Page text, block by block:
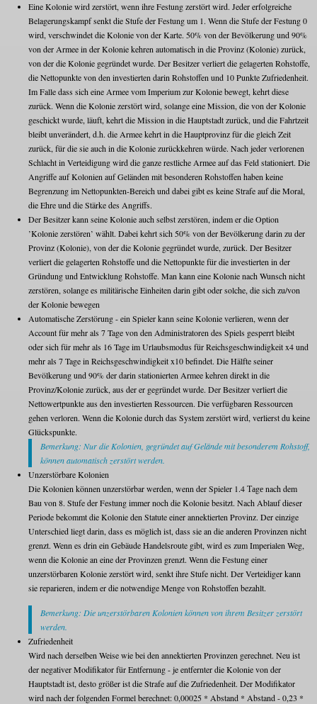
Eine Kolonie wird zerstört, wenn ihre Festung zerstört wird. Jeder erfolgreiche
Belagerungskampf senkt die Stufe der Festung um 1. Wenn die Stufe der Festung 0
wird, verschwindet die Kolonie von der Karte. 50% von der Bevölkerung und 90%
von der Armee in der Kolonie kehren automatisch in die Provinz (Kolonie) zurück,
von der die Kolonie gegründet wurde. Der Besitzer verliert die gelagerten Rohstoffe,
die Nettopunkte von den investierten darin Rohstoffen und 10 Punkte Zufriedenheit.
Im Falle dass sich eine Armee vom Imperium zur Kolonie bewegt, kehrt diese
zurück. Wenn die Kolonie zerstört wird, solange eine Mission, die von der Kolonie
geschickt wurde, läuft, kehrt die Mission in die Hauptstadt zurück, und die Fahrtzeit
bleibt unverändert, d.h. die Armee kehrt in die Hauptprovinz für die gleich Zeit
zurück, für die sie auch in die Kolonie zurückkehren würde. Nach jeder verlorenen
Schlacht in Verteidigung wird die ganze restliche Armee auf das Feld stationiert. Die
Angriffe auf Kolonien auf Geländen mit besonderen Rohstoffen haben keine
Begrenzung im Nettopunkten-Bereich und dabei gibt es keine Strafe auf die Moral,
die Ehre und die Stärke des Angriffs.
Der Besitzer kann seine Kolonie auch selbst zerstören, indem er die Option
’Kolonie zerstören’ wählt. Dabei kehrt sich 50% von der Bevölkerung darin zu der
Provinz (Kolonie), von der die Kolonie gegründet wurde, zurück. Der Besitzer
verliert die gelagerten Rohstoffe und die Nettopunkte für die investierten in der
Gründung und Entwicklung Rohstoffe. Man kann eine Kolonie nach Wunsch nicht
zerstören, solange es militärische Einheiten darin gibt oder solche, die sich zu/von
der Kolonie bewegen
Automatische Zerstörung - ein Spieler kann seine Kolonie verlieren, wenn der
Account für mehr als 7 Tage von den Administratoren des Spiels gesperrt bleibt
oder sich für mehr als 16 Tage im Urlaubsmodus für Reichsgeschwindigkeit x4 und
mehr als 7 Tage in Reichsgeschwindigkeit x10 befindet. Die Hälfte seiner
Bevölkerung und 90% der darin stationierten Armee kehren direkt in die
Provinz/Kolonie zurück, aus der er gegründet wurde. Der Besitzer verliert die
Nettowertpunkte aus den investierten Ressourcen. Die verfügbaren Ressourcen
gehen verloren. Wenn die Kolonie durch das System zerstört wird, verlierst du keine
Glückspunkte.
Bemerkung: Nur die Kolonien, gegründet auf Gelände mit besonderem Rohstoff,
können automatisch zerstört werden.
Unzerstörbare Kolonien
Die Kolonien können unzerstörbar werden, wenn der Spieler 1.4 Таgе nach dem
Bau von 8. Stufe der Festung immer noch die Kolonie besitzt. Nach Ablauf dieser
Periode bekommt die Kolonie den Statute einer annektierten Provinz. Der einzige
Unterschied liegt darin, dass es möglich ist, dass sie an die anderen Provinzen nicht
grenzt. Wenn es drin ein Gebäude Handelsroute gibt, wird es zum Imperialen Weg,
wenn die Kolonie an eine der Provinzen grenzt. Wenn die Festung einer
unzerstörbaren Kolonie zerstört wird, senkt ihre Stufe nicht. Der Verteidiger kann
sie reparieren, indem er die notwendige Menge von Rohstoffen bezahlt.
Bemerkung: Die unzerstörbaren Kolonien können von ihrem Besitzer zerstört
werden.
Zufriedenheit
Wird nach derselben Weise wie bei den annektierten Provinzen gerechnet. Neu ist
der negativer Modifikator für Entfernung - je entfernter die Kolonie von der
Hauptstadt ist, desto größer ist die Strafe auf die Zufriedenheit. Der Modifikator
wird nach der folgenden Formel berechnet: 0,00025 * Abstand * Abstand - 0,23 *